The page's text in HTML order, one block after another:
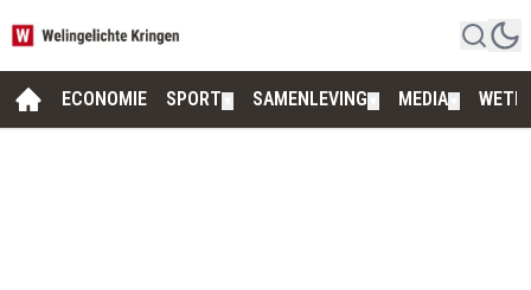
ECONOMIE SPORT SAMENLEVING MEDIA